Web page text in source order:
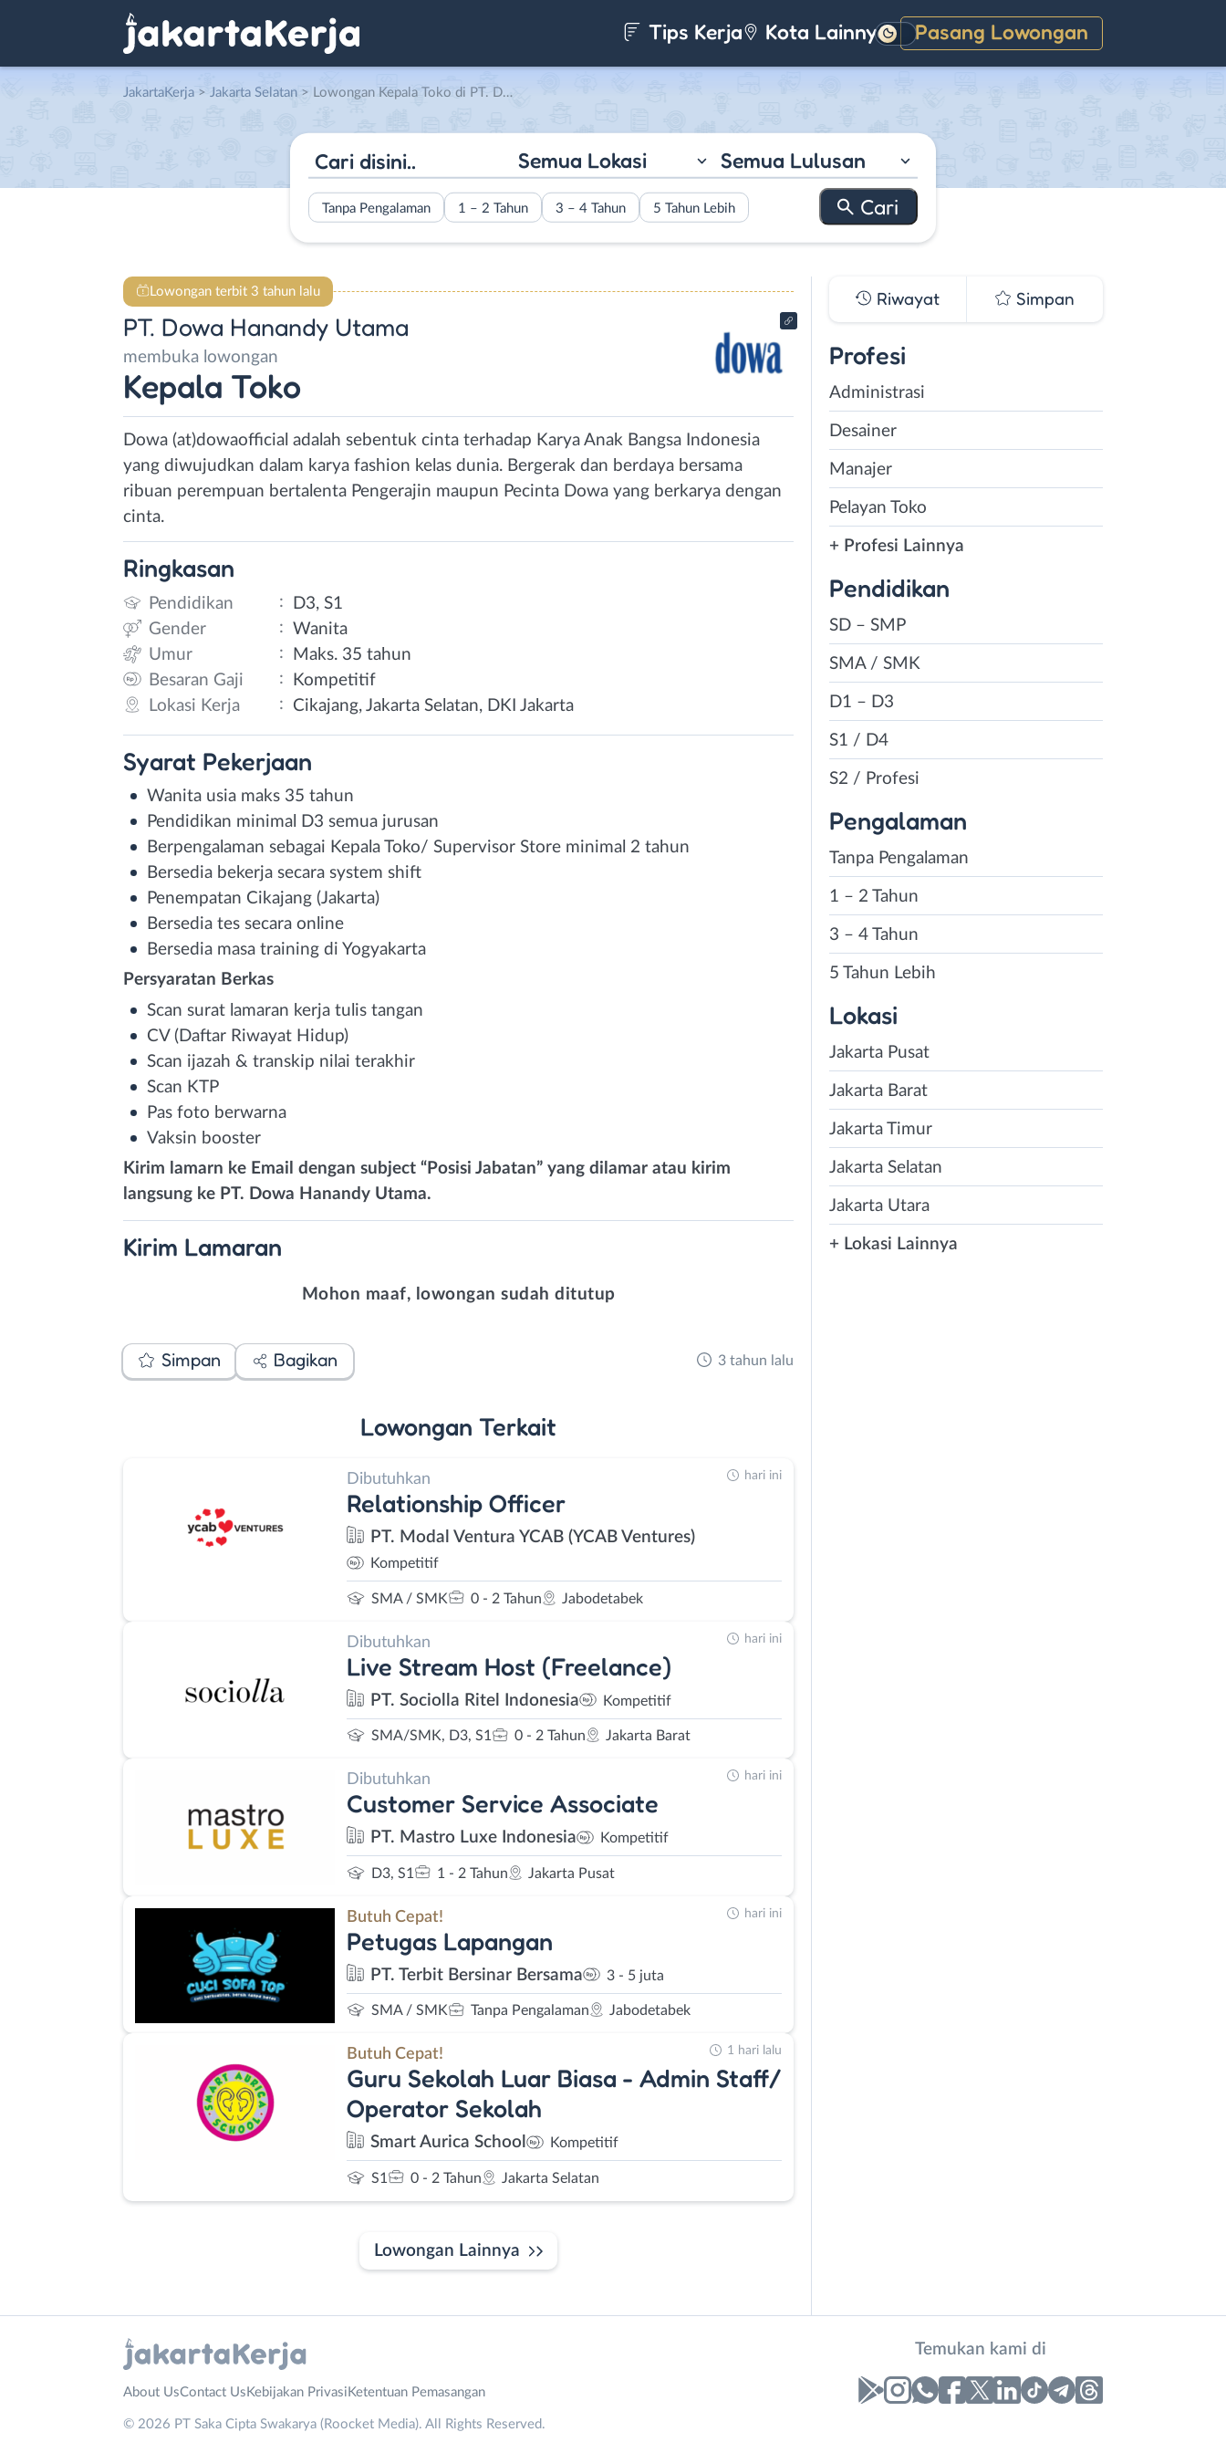
Tips Kerja Kota Lainnya Pasang Lowongan
Gelap
JakartaKerja > Jakarta Selatan > Lowongan Kepala Toko di PT. Dowa Hanandy Utama
Semua Lokasi Semua Lulusan
Tanpa Pengalaman 1 – 2 Tahun 3 – 4 Tahun 5 Tahun Lebih
Lowongan terbit 3 tahun lalu
PT. Dowa Hanandy Utama
membuka lowongan
Kepala Toko
Dowa (at)dowaofficial adalah sebentuk cinta terhadap Karya Anak Bangsa Indonesia
yang diwujudkan dalam karya fashion kelas dunia. Bergerak dan berdaya bersama
ribuan perempuan bertalenta Pengerajin maupun Pecinta Dowa yang berkarya dengan
cinta.
Ringkasan
Pendidikan :
D3, S1
Gender
: Wanita
Umur
:
Maks. 35 tahun
Besaran Gaji
:
Kompetitif
Lokasi Kerja
: Cikajang, Jakarta Selatan, DKI Jakarta
Syarat Pekerjaan
Wanita usia maks 35 tahun
Pendidikan minimal D3 semua jurusan
Berpengalaman sebagai Kepala Toko/ Supervisor Store minimal 2 tahun
Bersedia bekerja secara system shift
Penempatan Cikajang (Jakarta)
Bersedia tes secara online
Bersedia masa training di Yogyakarta
Persyaratan Berkas
Scan surat lamaran kerja tulis tangan
CV (Daftar Riwayat Hidup)
Scan ijazah & transkip nilai terakhir
Scan KTP
Pas foto berwarna
Vaksin booster
Kirim lamarn ke Email dengan subject “Posisi Jabatan” yang dilamar atau kirim
langsung ke PT. Dowa Hanandy Utama.
Kirim Lamaran
Mohon maaf, lowongan sudah ditutup
Simpan Bagikan 3 tahun lalu
Lowongan Terkait
Dibutuhkan
Relationship Officer
PT. Modal Ventura YCAB (YCAB Ventures)
Kompetitif
SMA / SMK 0 - 2 Tahun Jabodetabek
hari ini
Dibutuhkan
Live Stream Host (Freelance)
PT. Sociolla Ritel Indonesia Kompetitif
SMA/SMK, D3, S1 0 - 2 Tahun Jakarta Barat
hari ini
Dibutuhkan
Customer Service Associate
PT. Mastro Luxe Indonesia Kompetitif
D3, S1 1 - 2 Tahun Jakarta Pusat
hari ini
Butuh Cepat!
Petugas Lapangan
PT. Terbit Bersinar Bersama 3 - 5 juta
SMA / SMK Tanpa Pengalaman Jabodetabek
hari ini
Butuh Cepat!
Guru Sekolah Luar Biasa - Admin Staff/
Operator Sekolah
Smart Aurica School Kompetitif
S1 0 - 2 Tahun Jakarta Selatan
1 hari lalu
Lowongan Lainnya
Riwayat Simpan
Profesi
Administrasi
Desainer
Manajer
Pelayan Toko
+ Profesi Lainnya
Pendidikan
SD – SMP
SMA / SMK
D1 – D3
S1 / D4
S2 / Profesi
Pengalaman
Tanpa Pengalaman
1 – 2 Tahun
3 – 4 Tahun
5 Tahun Lebih
Lokasi
Jakarta Pusat
Jakarta Barat
Jakarta Timur
Jakarta Selatan
Jakarta Utara
+ Lokasi Lainnya
About UsContact Us Kebijakan Privasi Ketentuan Pemasangan
Temukan kami di
© 2026 PT Saka Cipta Swakarya (Roocket Media). All Rights Reserved.